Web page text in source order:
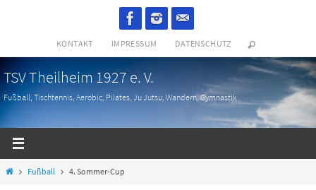
KONTAKT IMPRESSUM DATENSCHUTZ
TSV Theilheim 1927 e. V.
Fußball, Tischtennis, Aerobic, Pilates, Ju Jutsu, Wandern, Gymnastik
StartFußball 4. Sommer-Cup